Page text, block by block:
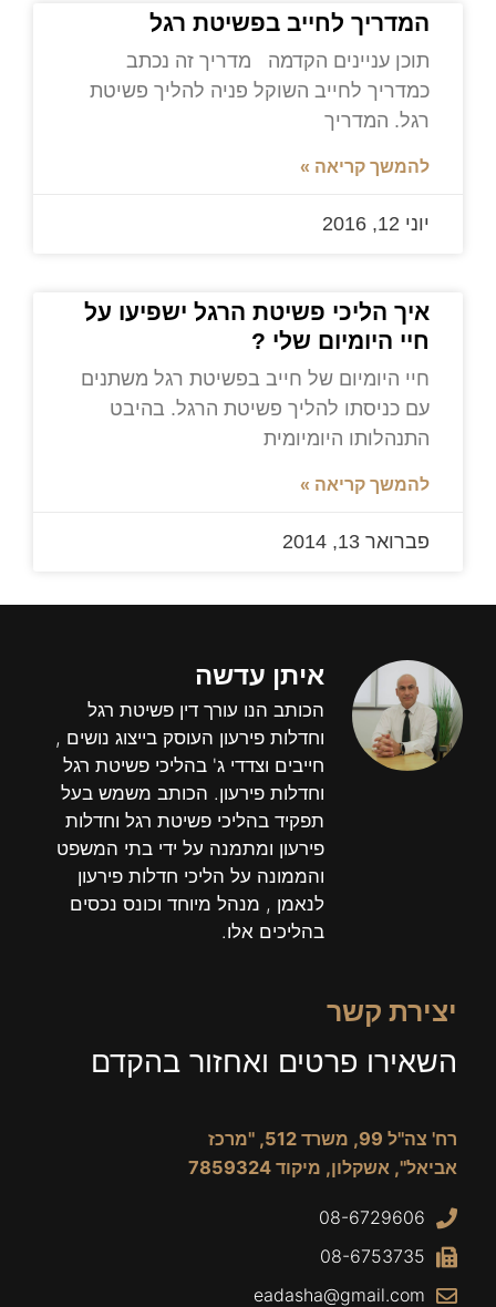
המדריך לחייב בפשיטת רגל
תוכן עניינים הקדמה מדריך זה נכתב
כמדריך לחייב השוקל פניה להליך פשיטת
רגל. המדריך
להמשך קריאה »
יוני 12, 2016
איך הליכי פשיטת הרגל ישפיעו על
חיי היומיום שלי ?
חיי היומיום של חייב בפשיטת רגל משתנים
עם כניסתו להליך פשיטת הרגל. בהיבט
התנהלותו היומיומית
להמשך קריאה »
פברואר 13, 2014
איתן עדשה
הכותב הנו עורך דין פשיטת רגל
וחדלות פירעון העוסק בייצוג נושים ,
חייבים וצדדי ג' בהליכי פשיטת רגל
וחדלות פירעון. הכותב משמש בעל
תפקיד בהליכי פשיטת רגל וחדלות
פירעון ומתמנה על ידי בתי המשפט
והממונה על הליכי חדלות פירעון
לנאמן , מנהל מיוחד וכונס נכסים
בהליכים אלו.
יצירת קשר
השאירו פרטים ואחזור בהקדם
רח' צה"ל 99, משרד 512, "מרכז
אביאל", אשקלון, מיקוד 7859324
08-6729606
08-6753735
eadasha@gmail.com